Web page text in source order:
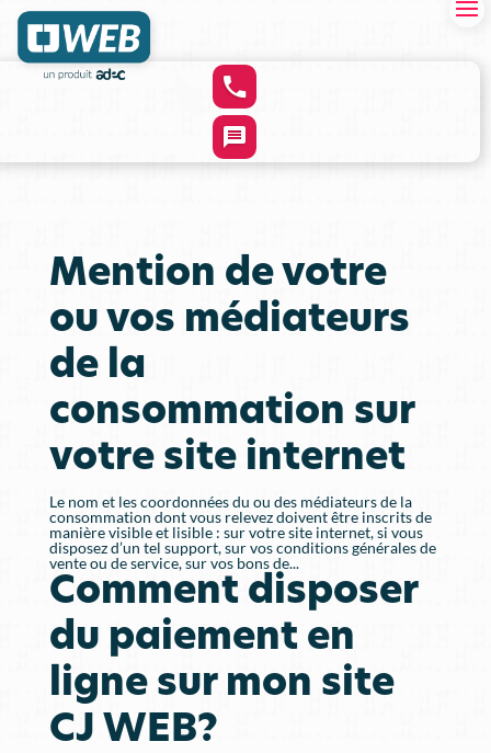
Mention de votre
ou vos médiateurs
de la
consommation sur
votre site internet
Le nom et les coordonnées du ou des médiateurs de la
consommation dont vous relevez doivent être inscrits de
manière visible et lisible : sur votre site internet, si vous
disposez d’un tel support, sur vos conditions générales de
vente ou de service, sur vos bons de...
Comment disposer
du paiement en
ligne sur mon site
CJ WEB?